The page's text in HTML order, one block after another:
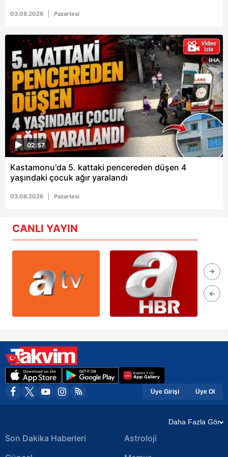
03.08.2026 Pazartesi
02:57
Kastamonu'da 5. kattaki pencereden düşen 4
yaşındaki çocuk ağır yaralandı
03.08.2026 Pazartesi
CANLI YAYIN
Üye Girişi Üye Ol
Daha Fazla Gör
Son Dakika Haberleri
Astroloji